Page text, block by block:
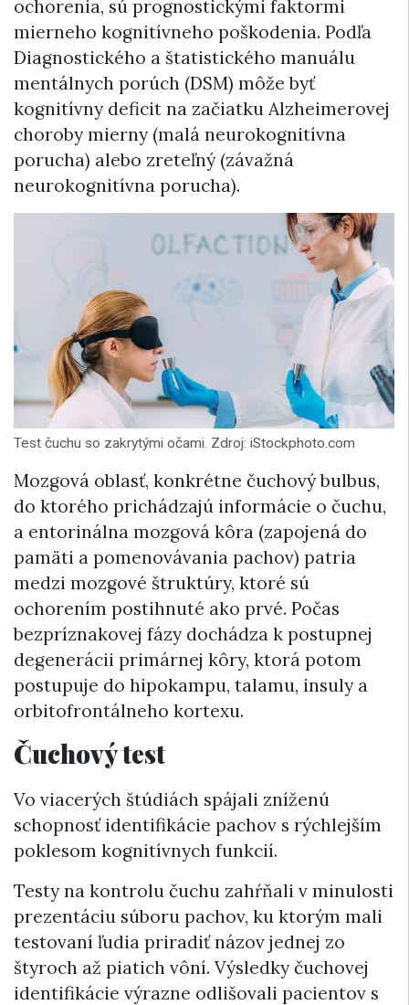
ochorenia, sú prognostickými faktormi
mierneho kognitívneho poškodenia. Podľa
Diagnostického a štatistického manuálu
mentálnych porúch (DSM) môže byť
kognitívny deficit na začiatku Alzheimerovej
choroby mierny (malá neurokognitívna
porucha) alebo zreteľný (závažná
neurokognitívna porucha).
Test čuchu so zakrytými očami. Zdroj: iStockphoto.com
Mozgová oblasť, konkrétne čuchový bulbus,
do ktorého prichádzajú informácie o čuchu,
a entorinálna mozgová kôra (zapojená do
pamäti a pomenovávania pachov) patria
medzi mozgové štruktúry, ktoré sú
ochorením postihnuté ako prvé. Počas
bezpríznakovej fázy dochádza k postupnej
degenerácii primárnej kôry, ktorá potom
postupuje do hipokampu, talamu, insuly a
orbitofrontálneho kortexu.
Čuchový test
Vo viacerých štúdiách spájali zníženú
schopnosť identifikácie pachov s rýchlejším
poklesom kognitívnych funkcií.
Testy na kontrolu čuchu zahŕňali v minulosti
prezentáciu súboru pachov, ku ktorým mali
testovaní ľudia priradiť názov jednej zo
štyroch až piatich vôní. Výsledky čuchovej
identifikácie výrazne odlišovali pacientov s